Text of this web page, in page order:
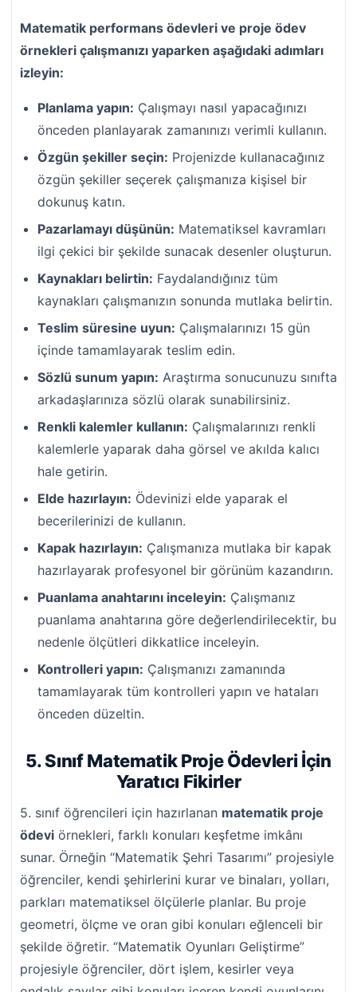
Matematik performans ödevleri ve proje ödev
örnekleri çalışmanızı yaparken aşağıdaki adımları
izleyin:
Planlama yapın: Çalışmayı nasıl yapacağınızı
önceden planlayarak zamanınızı verimli kullanın.
Özgün şekiller seçin: Projenizde kullanacağınız
özgün şekiller seçerek çalışmanıza kişisel bir
dokunuş katın.
Pazarlamayı düşünün: Matematiksel kavramları
ilgi çekici bir şekilde sunacak desenler oluşturun.
Kaynakları belirtin: Faydalandığınız tüm
kaynakları çalışmanızın sonunda mutlaka belirtin.
Teslim süresine uyun: Çalışmalarınızı 15 gün
içinde tamamlayarak teslim edin.
Sözlü sunum yapın: Araştırma sonucunuzu sınıfta
arkadaşlarınıza sözlü olarak sunabilirsiniz.
Renkli kalemler kullanın: Çalışmalarınızı renkli
kalemlerle yaparak daha görsel ve akılda kalıcı
hale getirin.
Elde hazırlayın: Ödevinizi elde yaparak el
becerilerinizi de kullanın.
Kapak hazırlayın: Çalışmanıza mutlaka bir kapak
hazırlayarak profesyonel bir görünüm kazandırın.
Puanlama anahtarını inceleyin: Çalışmanız
puanlama anahtarına göre değerlendirilecektir, bu
nedenle ölçütleri dikkatlice inceleyin.
Kontrolleri yapın: Çalışmanızı zamanında
tamamlayarak tüm kontrolleri yapın ve hataları
önceden düzeltin.
5. Sınıf Matematik Proje Ödevleri İçin
Yaratıcı Fikirler
5. sınıf öğrencileri için hazırlanan matematik proje
ödevi örnekleri, farklı konuları keşfetme imkânı
sunar. Örneğin “Matematik Şehri Tasarımı” projesiyle
öğrenciler, kendi şehirlerini kurar ve binaları, yolları,
parkları matematiksel ölçülerle planlar. Bu proje
geometri, ölçme ve oran gibi konuları eğlenceli bir
şekilde öğretir. “Matematik Oyunları Geliştirme”
projesiyle öğrenciler, dört işlem, kesirler veya